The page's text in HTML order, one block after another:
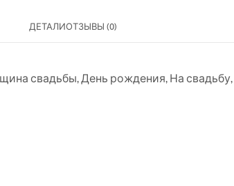
ДЕТАЛИОТЗЫВЫ (0)
свадьбы,День рождения,На свадьбу,